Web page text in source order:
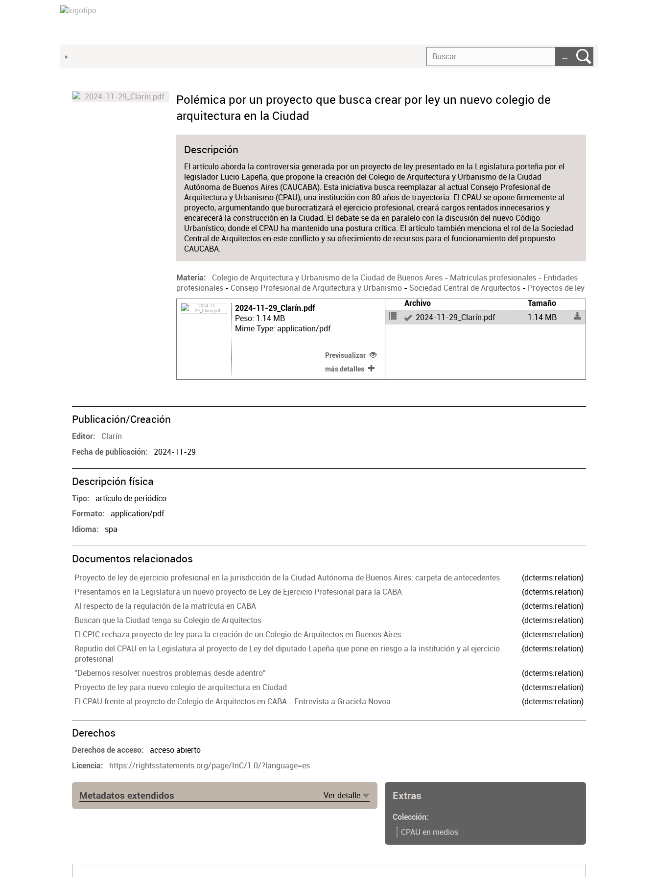
» …
Polémica por un proyecto que busca crear por ley un nuevo colegio de
arquitectura en la Ciudad
Descripción
El artículo aborda la controversia generada por un proyecto de ley presentado en la Legislatura porteña por el
legislador Lucio Lapeña, que propone la creación del Colegio de Arquitectura y Urbanismo de la Ciudad
Autónoma de Buenos Aires (CAUCABA). Esta iniciativa busca reemplazar al actual Consejo Profesional de
Arquitectura y Urbanismo (CPAU), una institución con 80 años de trayectoria. El CPAU se opone firmemente al
proyecto, argumentando que burocratizará el ejercicio profesional, creará cargos rentados innecesarios y
encarecerá la construcción en la Ciudad. El debate se da en paralelo con la discusión del nuevo Código
Urbanístico, donde el CPAU ha mantenido una postura crítica. El artículo también menciona el rol de la Sociedad
Central de Arquitectos en este conflicto y su ofrecimiento de recursos para el funcionamiento del propuesto
CAUCABA.
Materia Colegio de Arquitectura y Urbanismo de la Ciudad de Buenos Aires- Matrículas profesionales- Entidades
profesionales - Consejo Profesional de Arquitectura y Urbanismo - Sociedad Central de Arquitectos - Proyectos de ley
2024-11-29_Clarín.pdf
Peso: 1.14 MB
Mime Type: application/pdf
Previsualizar
más detalles
Archivo Tamaño
2024-11-29_Clarín.pdf 1.14 MB
Publicación/Creación
Editor Clarín
Fecha de publicación 2024-11-29
Descripción física
Tipo artículo de periódico
Formato application/pdf
Idioma spa
Documentos relacionados
Proyecto de ley de ejercicio profesional en la jurisdicción de la Ciudad Autónoma de Buenos Aires: carpeta de antecedentes
(dcterms:relation)
Presentamos en la Legislatura un nuevo proyecto de Ley de Ejercicio Profesional para la CABA
(dcterms:relation)
Al respecto de la regulación de la matrícula en CABA
(dcterms:relation)
Buscan que la Ciudad tenga su Colegio de Arquitectos
(dcterms:relation)
El CPIC rechaza proyecto de ley para la creación de un Colegio de Arquitectos en Buenos Aires
(dcterms:relation)
Repudio del CPAU en la Legislatura al proyecto de Ley del diputado Lapeña que pone en riesgo a la institución y al ejercicio
profesional
(dcterms:relation)
"Debemos resolver nuestros problemas desde adentro"
(dcterms:relation)
Proyecto de ley para nuevo colegio de arquitectura en Ciudad
(dcterms:relation)
El CPAU frente al proyecto de Colegio de Arquitectos en CABA - Entrevista a Graciela Novoa
(dcterms:relation)
Derechos
Derechos de acceso acceso abierto
Licencia https://rightsstatements.org/page/InC/1.0/?language=es
Metadatos extendidos Ver detalle Extras
Colección
CPAU en medios